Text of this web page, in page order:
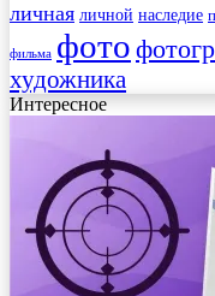
личная личной наследие
фильма фото
художника
Интересное